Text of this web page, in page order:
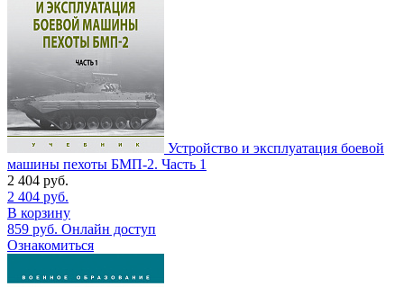
Устройство и эксплуатация боевой
машины пехоты БМП-2. Часть 1
2 404 руб.
2 404 руб.
В корзину
859 руб. Онлайн доступ
Ознакомиться